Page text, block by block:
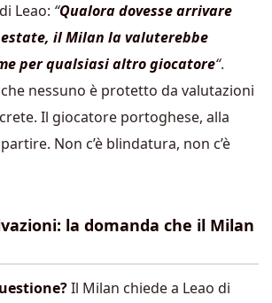
Leao: “Qualora dovesse arrivare
il Milan la valuterebbe
per qualsiasi altro giocatore“.
nessuno è protetto da valutazioni
Il giocatore portoghese, alla
Non c’è blindatura, non c’è
la domanda che il Milan
Il Milan chiede a Leao di